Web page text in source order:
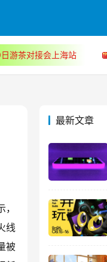
游茶对接会上海站
线
被
最新文章